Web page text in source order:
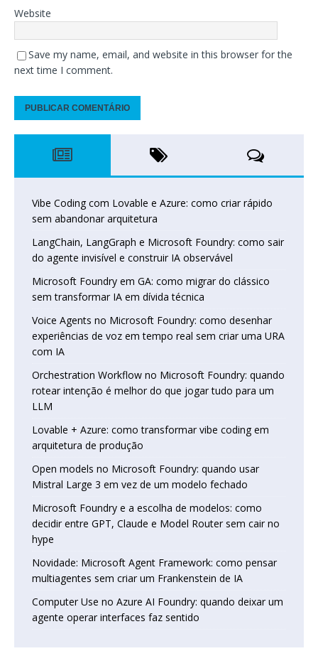
Website
Save my name, email, and website in this browser for the
next time I comment.
Vibe Coding com Lovable e Azure: como criar rápido
sem abandonar arquitetura
LangChain, LangGraph e Microsoft Foundry: como sair
do agente invisível e construir IA observável
Microsoft Foundry em GA: como migrar do clássico
sem transformar IA em dívida técnica
Voice Agents no Microsoft Foundry: como desenhar
experiências de voz em tempo real sem criar uma URA
com IA
Orchestration Workflow no Microsoft Foundry: quando
rotear intenção é melhor do que jogar tudo para um
LLM
Lovable + Azure: como transformar vibe coding em
arquitetura de produção
Open models no Microsoft Foundry: quando usar
Mistral Large 3 em vez de um modelo fechado
Microsoft Foundry e a escolha de modelos: como
decidir entre GPT, Claude e Model Router sem cair no
hype
Novidade: Microsoft Agent Framework: como pensar
multiagentes sem criar um Frankenstein de IA
Computer Use no Azure AI Foundry: quando deixar um
agente operar interfaces faz sentido